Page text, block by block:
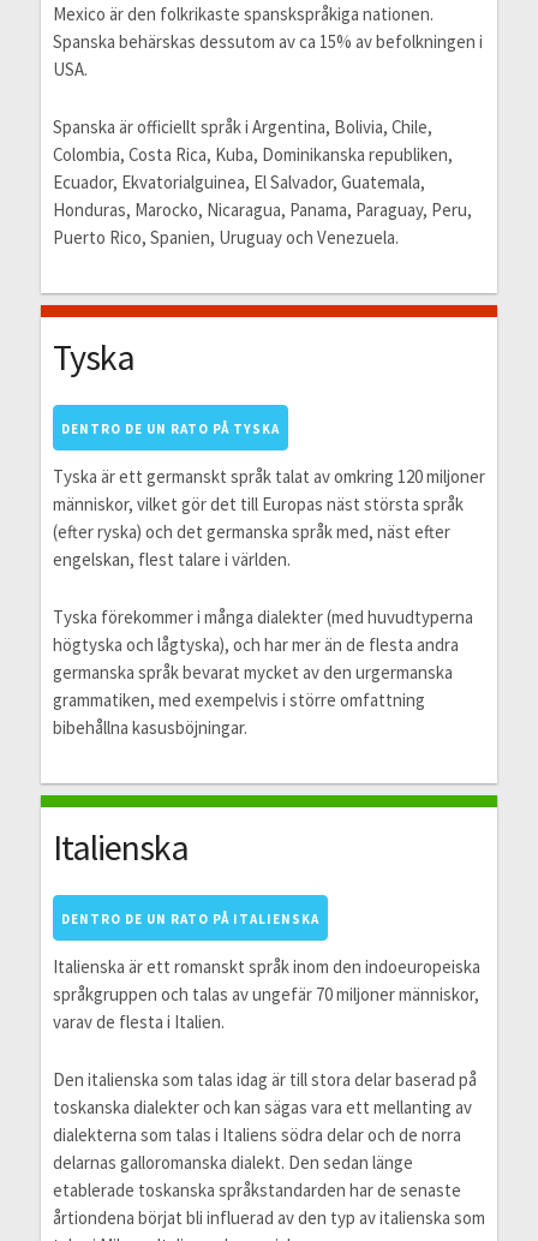
Mexico är den folkrikaste spanskspråkiga nationen.
Spanska behärskas dessutom av ca 15% av befolkningen i
USA.
Spanska är officiellt språk i Argentina, Bolivia, Chile,
Colombia, Costa Rica, Kuba, Dominikanska republiken,
Ecuador, Ekvatorialguinea, El Salvador, Guatemala,
Honduras, Marocko, Nicaragua, Panama, Paraguay, Peru,
Puerto Rico, Spanien, Uruguay och Venezuela.
Tyska
DENTRO DE UN RATO PÅ TYSKA
Tyska är ett germanskt språk talat av omkring 120 miljoner
människor, vilket gör det till Europas näst största språk
(efter ryska) och det germanska språk med, näst efter
engelskan, flest talare i världen.
Tyska förekommer i många dialekter (med huvudtyperna
högtyska och lågtyska), och har mer än de flesta andra
germanska språk bevarat mycket av den urgermanska
grammatiken, med exempelvis i större omfattning
bibehållna kasusböjningar.
Italienska
DENTRO DE UN RATO PÅ ITALIENSKA
Italienska är ett romanskt språk inom den indoeuropeiska
språkgruppen och talas av ungefär 70 miljoner människor,
varav de flesta i Italien.
Den italienska som talas idag är till stora delar baserad på
toskanska dialekter och kan sägas vara ett mellanting av
dialekterna som talas i Italiens södra delar och de norra
delarnas galloromanska dialekt. Den sedan länge
etablerade toskanska språkstandarden har de senaste
årtiondena börjat bli influerad av den typ av italienska som